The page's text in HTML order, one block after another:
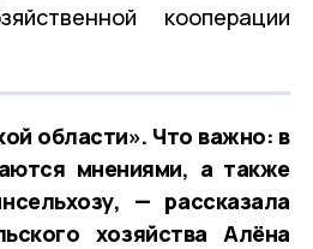
кооперации
области». Что важно: в
мнениями, а также
— рассказала
хозяйства Алёна